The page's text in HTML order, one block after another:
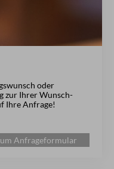
oder
zur Ihrer Wunsch-
Ihre Anfrage!
Anfrageformular